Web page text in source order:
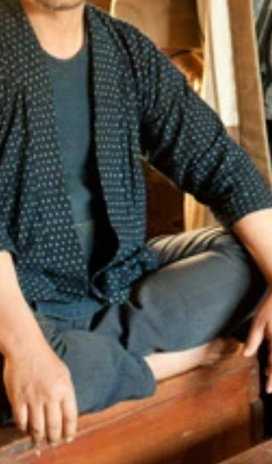
の隊長・飯田氏、西方商工会青年部の針谷氏と荻原氏